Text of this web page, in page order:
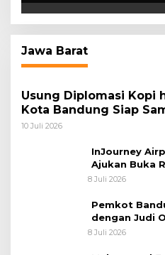
Jawa Barat
Usung Diplomasi Kopi
Kota Bandung Siap
Festival Asia Afrika 2026
10 Juli 2026
InJourney
Ajukan Buka
Internasional
8 Juli 2026
Pemkot
dengan Judi
Terancam
8 Juli 2026